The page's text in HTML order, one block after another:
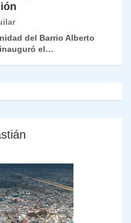
del Barrio Alberto
el…